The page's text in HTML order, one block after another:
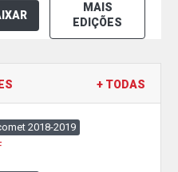
MAIS
EDIÇÕES
+ TODAS
2018-2019